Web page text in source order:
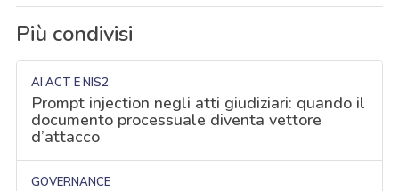
Più condivisi
AI ACT E NIS2
Prompt injection negli atti giudiziari: quando il
documento processuale diventa vettore
d’attacco
GOVERNANCE